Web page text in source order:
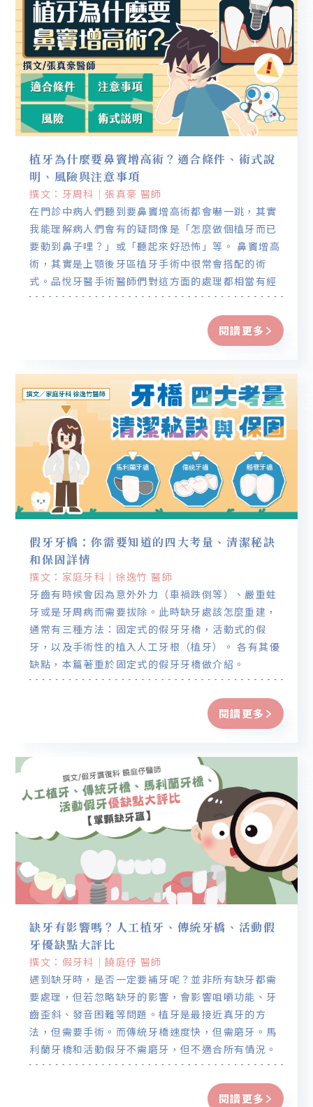
植牙為什麼要鼻竇增高術？適合條件、術式說
明、風險與注意事項
撰文：牙周科｜張真豪 醫師
在門診中病人們聽到要鼻竇增高術都會嚇一跳，其實
我能理解病人們會有的疑問像是「怎麼做個植牙而已
要動到鼻子哩？」或「聽起來好恐怖」等。 鼻竇增高
術，其實是上顎後牙區植牙手術中很常會搭配的術
式。品悅牙醫手術醫師們對這方面的處理都相當有經
驗，因此依照每個病情的不同，依照我們的經驗及知
閱讀更多
假牙牙橋：你需要知道的四大考量、清潔秘訣
和保固詳情
撰文：家庭牙科｜徐逸竹 醫師
牙齒有時候會因為意外外力（車禍跌倒等）、嚴重蛀
牙或是牙周病而需要拔除。此時缺牙處該怎麼重建，
通常有三種方法：固定式的假牙牙橋，活動式的假
牙，以及手術性的植入人工牙根（植牙）。 各有其優
缺點，本篇著重於固定式的假牙牙橋做介紹。
閱讀更多
缺牙有影響嗎？人工植牙、傳統牙橋、活動假
牙優缺點大評比
撰文：假牙科｜饒庭伃 醫師
遇到缺牙時，是否一定要補牙呢？並非所有缺牙都需
要處理，但若忽略缺牙的影響，會影響咀嚼功能、牙
齒歪斜、發音困難等問題。植牙是最接近真牙的方
法，但需要手術。而傳統牙橋速度快，但需磨牙。馬
利蘭牙橋和活動假牙不需磨牙，但不適合所有情況。
選擇最合適你的方式，才能重拾自信的笑容，恢復牙
閱讀更多